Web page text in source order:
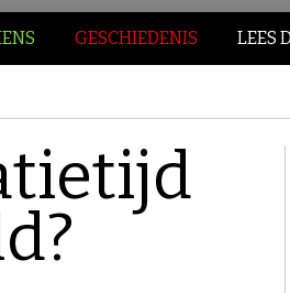
GESCHIEDENIS LEES